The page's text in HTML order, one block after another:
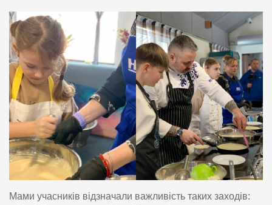
Мами учасників відзначали важливість таких заходів: